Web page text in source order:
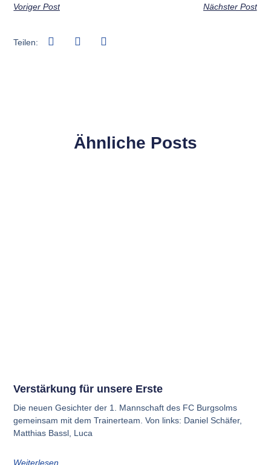
Voriger Post Nächster Post
Teilen:
Ähnliche Posts
Ver­stär­kung für unse­re Ers­te
Die neu­en Gesich­ter der 1. Mann­schaft des FC Burg­solms
gemein­sam mit dem Trai­ner­team. Von links: Dani­el Schä­fer,
Mat­thi­as Bassl, Luca
Weiterlesen